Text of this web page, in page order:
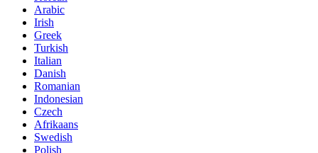
Arabic
Irish
Greek
Turkish
Italian
Danish
Romanian
Indonesian
Czech
Afrikaans
Swedish
Polish